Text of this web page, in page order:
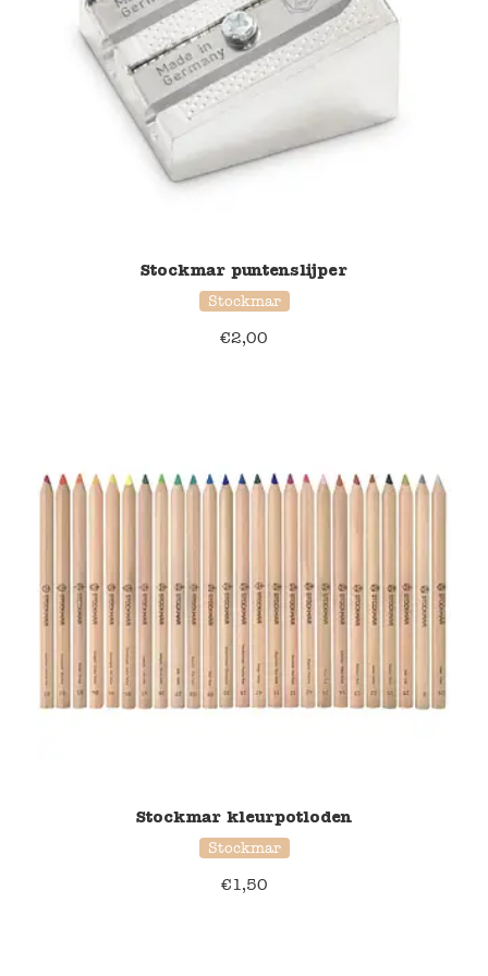
Stockmar puntenslijper
Stockmar
€2,00
Stockmar kleurpotloden
Stockmar
€1,50